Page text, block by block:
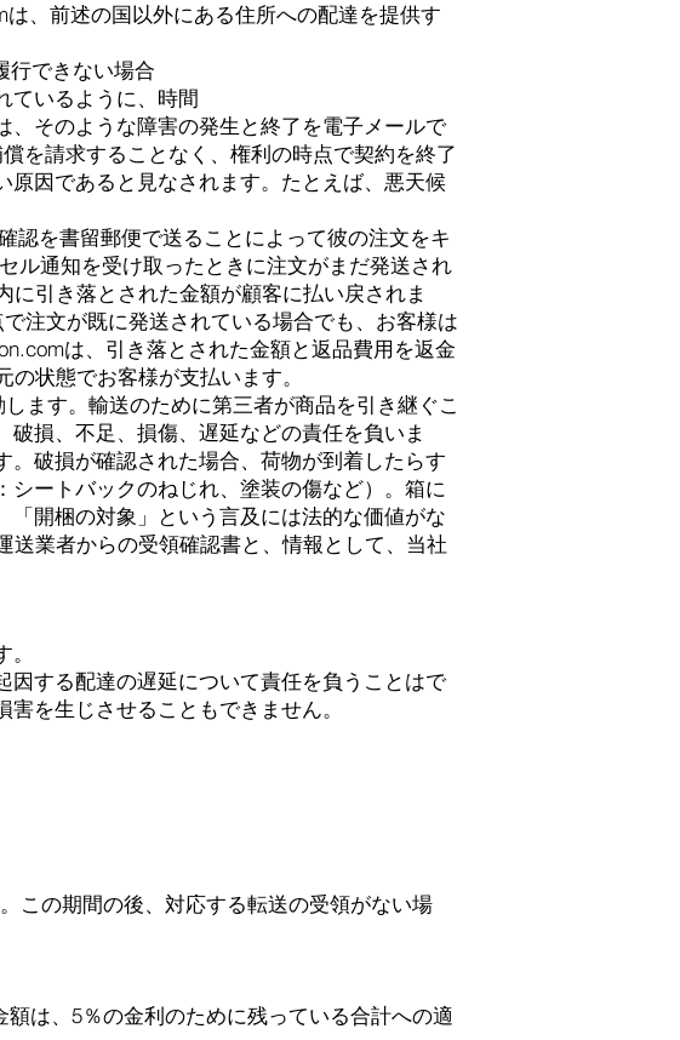
、前述の国以外にある住所への配達を提供す
行できない場合
ているように、時間
そのような障害の発生と終了を電子メールで
を請求することなく、権利の時点で契約を終了
因であると見なされます。たとえば、悪天候
認を書留郵便で送ることによって彼の注文をキ
ル通知を受け取ったときに注文がまだ発送され
引き落とされた金額が顧客に払い戻されま
注文が既に発送されている場合でも、お客様は
は、引き落とされた金額と返品費用を返金
状態でお客様が支払います。
ます。輸送のために第三者が商品を引き継ぐこ
損、不足、損傷、遅延などの責任を負いま
破損が確認された場合、荷物が到着したらす
ートバックのねじれ、塗装の傷など）。箱に
開梱の対象」という言及には法的な価値がな
業者からの受領確認書と、情報として、当社
する配達の遅延について責任を負うことはで
を生じさせることもできません。
この期間の後、対応する転送の受領がない場
は、5％の金利のために残っている合計への適